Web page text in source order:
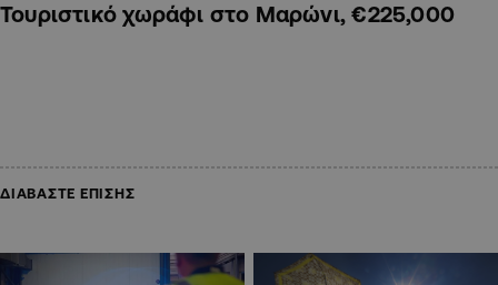
Τουριστικό χωράφι στο Μαρώνι, €225,000
ΔΙΑΒΑΣΤΕ ΕΠΙΣΗΣ